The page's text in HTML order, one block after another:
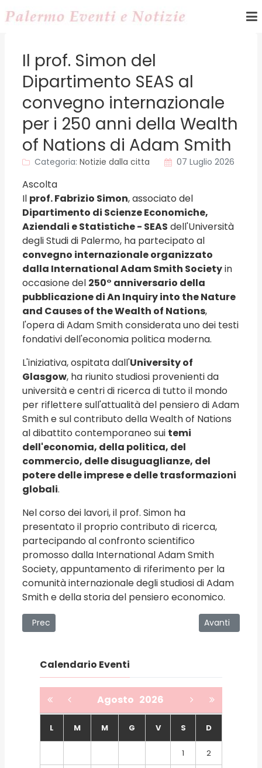
Il prof. Simon del
Dipartimento SEAS al
convegno internazionale
per i 250 anni della Wealth
of Nations di Adam Smith
Categoria: Notizie dalla citta 07 Luglio 2026
Ascolta
Il prof. Fabrizio Simon, associato del
Dipartimento di Scienze Economiche,
Aziendali e Statistiche - SEAS dell'Università
degli Studi di Palermo, ha partecipato al
convegno internazionale organizzato
dalla International Adam Smith Societyin
occasione del 250° anniversario della
pubblicazione di An Inquiry into the Nature
and Causes of the Wealth of Nations,
l'opera di Adam Smith considerata uno dei testi
fondativi dell'economia politica moderna.
L'iniziativa, ospitata dall'University of
Glasgow, ha riunito studiosi provenienti da
università e centri di ricerca di tutto il mondo
per riflettere sull'attualità del pensiero di Adam
Smith e sul contributo della Wealth of Nations
al dibattito contemporaneo sui temi
dell'economia, della politica, del
commercio, delle disuguaglianze, del
potere delle imprese e delle trasformazioni
globali.
Nel corso dei lavori, il prof. Simon ha
presentato il proprio contributo di ricerca,
partecipando al confronto scientifico
promosso dalla International Adam Smith
Society, appuntamento di riferimento per la
comunità internazionale degli studiosi di Adam
Smith e della storia del pensiero economico.
Articolo precedente: Oltre 150 ricercatori da 24 Paesi
Prec Articolo
Avanti
Calendario Eventi
Agosto 2026
L M M G V S D
1 2